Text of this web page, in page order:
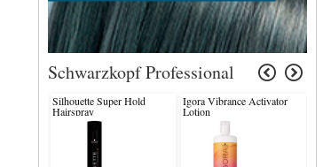
Schwarzkopf Professional
Silhouette Super Hold
Hairspray
Igora Vibrance Activator
Lotion